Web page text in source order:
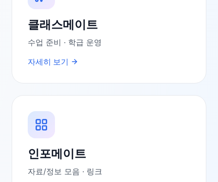
클래스메이트
수업 준비 · 학급 운영
자세히 보기
인포메이트
자료/정보 모음 · 링크